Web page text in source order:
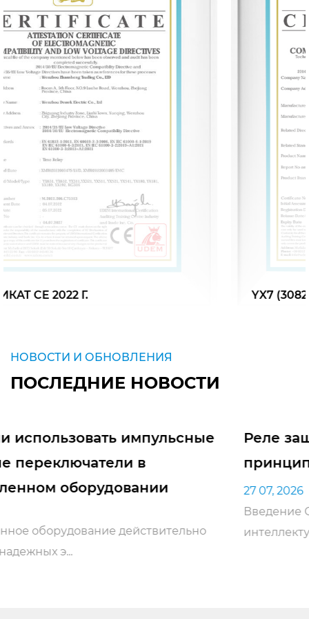
YX7 (30826-30827) М.2021.206.C64486_00
НОВОСТИ И ОБНОВЛЕНИЯ
ПОСЛЕДНИЕ НОВОСТИ
Реле защиты по напряжению:
принцип работы, типы и
27 07, 2026
интеллектуальной инфраструктур...